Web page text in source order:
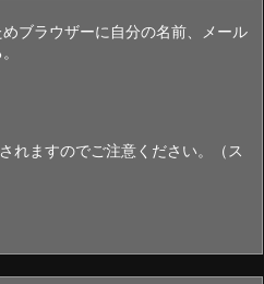
ブラウザーに自分の名前、メール
れますのでご注意ください。（ス